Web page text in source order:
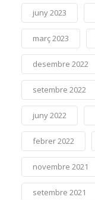
juny 2023
març 2023
desembre 2022
setembre 2022
juny 2022
febrer 2022
novembre 2021
setembre 2021